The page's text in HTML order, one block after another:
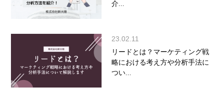
介...
23.02.11
リードとは？マーケティング戦
略における考え方や分析手法に
つい...